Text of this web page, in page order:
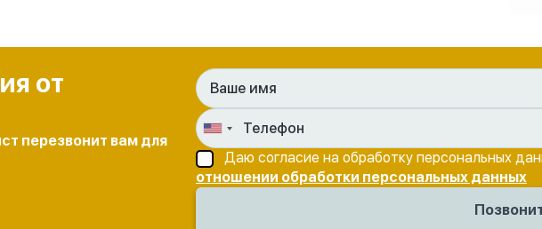
от
перезвонит вам для
Даю согласие на обработку персональных
отношении обработки персональных данных